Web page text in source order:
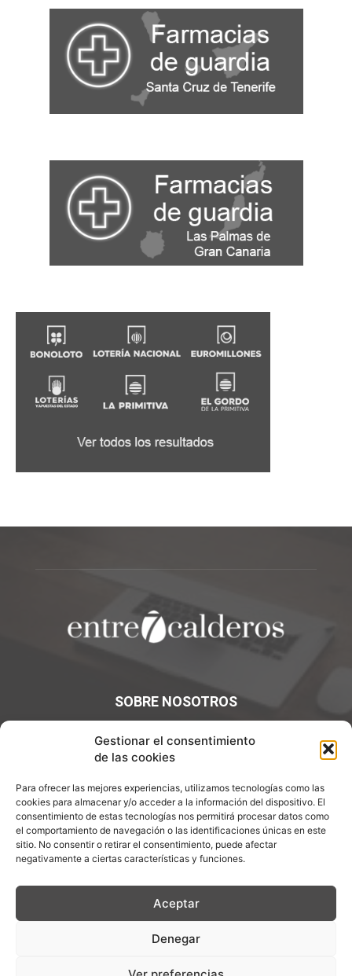
Gestionar el consentimiento
de las cookies
Para ofrecer las mejores experiencias, utilizamos tecnologías como las
cookies para almacenar y/o acceder a la información del dispositivo. El
consentimiento de estas tecnologías nos permitirá procesar datos como
el comportamiento de navegación o las identificaciones únicas en este
sitio. No consentir o retirar el consentimiento, puede afectar
negativamente a ciertas características y funciones.
Aceptar
Denegar
SOBRE NOSOTROS
¡Bienvenidos a Entre7Calderos.com, el lugar donde la
gastronomía y la cultura culinaria se encuentran! Sumérgete
Contáctanos:info@entre7calderos.com
SÍGUENOS
Política de Privacidad